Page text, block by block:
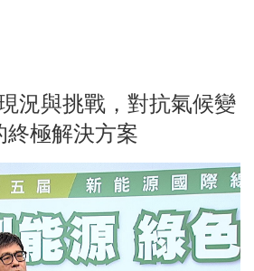
況與挑戰，對抗氣候變
終極解決方案